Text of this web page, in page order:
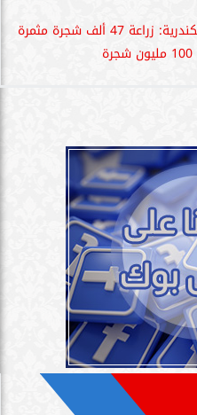
محافظ الإسكندرية: زراعة 47 ألف شجرة مثمرة